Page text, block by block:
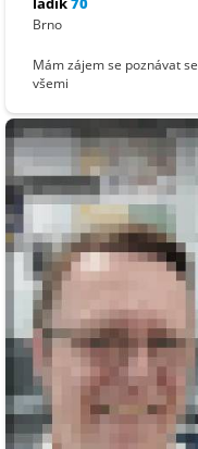
Brno
Mám zájem se poznávat se
všemi